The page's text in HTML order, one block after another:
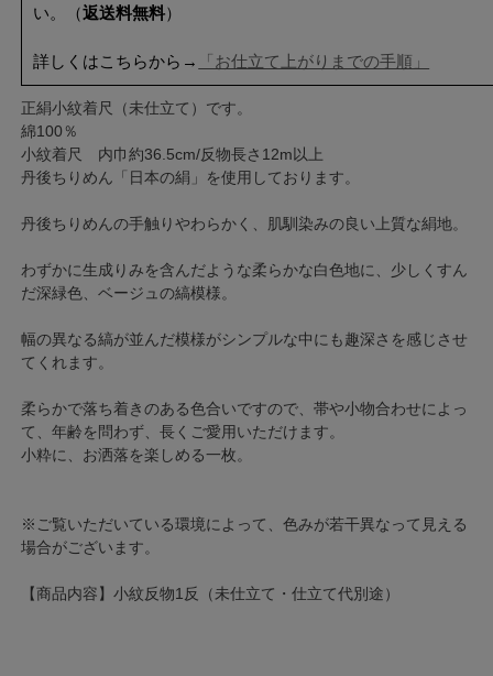
い。（返送料無料）
詳しくはこちらから→ 「お仕立て上がりまでの手順」
正絹小紋着尺（未仕立て）です。
綿100％
小紋着尺 内巾約36.5cm/反物長さ12m以上
丹後ちりめん「日本の絹」を使用しております。
丹後ちりめんの手触りやわらかく、肌馴染みの良い上質な絹地。
わずかに生成りみを含んだような柔らかな白色地に、少しくすん
だ深緑色、ベージュの縞模様。
幅の異なる縞が並んだ模様がシンプルな中にも趣深さを感じさせ
てくれます。
柔らかで落ち着きのある色合いですので、帯や小物合わせによっ
て、年齢を問わず、長くご愛用いただけます。
小粋に、お洒落を楽しめる一枚。
※ご覧いただいている環境によって、色みが若干異なって見える
場合がございます。
【商品内容】小紋反物1反（未仕立て・仕立て代別途）